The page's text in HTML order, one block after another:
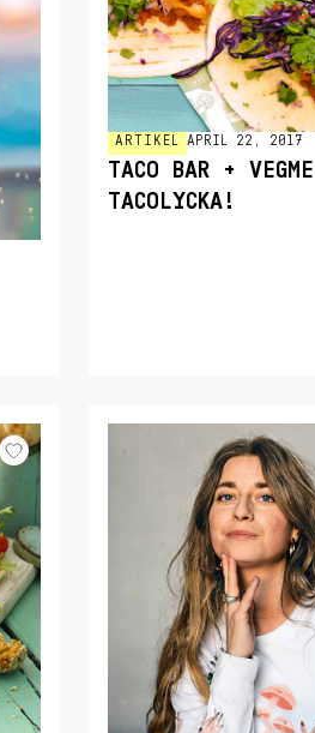
ARTIKEL APRIL 22, 2017
TACO BAR +
TACOLYCKA!